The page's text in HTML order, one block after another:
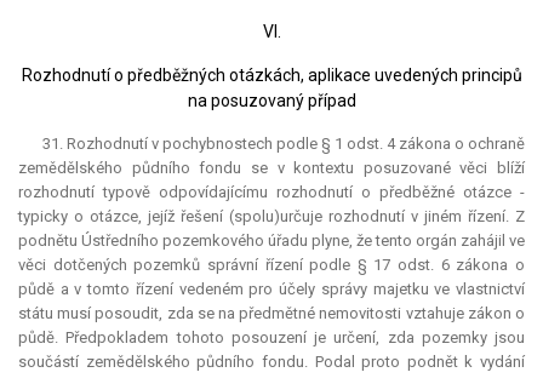
VI.
Rozhodnutí o předběžných otázkách, aplikace uvedených principů
na posuzovaný případ
31. Rozhodnutí v pochybnostech podle § 1 odst. 4 zákona o ochraně
zemědělského půdního fondu se v kontextu posuzované věci blíží
rozhodnutí typově odpovídajícímu rozhodnutí o předběžné otázce -
typicky o otázce, jejíž řešení (spolu)určuje rozhodnutí v jiném řízení. Z
podnětu Ústředního pozemkového úřadu plyne, že tento orgán zahájil ve
věci dotčených pozemků správní řízení podle § 17 odst. 6 zákona o
půdě a v tomto řízení vedeném pro účely správy majetku ve vlastnictví
státu musí posoudit, zda se na předmětné nemovitosti vztahuje zákon o
půdě. Předpokladem tohoto posouzení je určení, zda pozemky jsou
součástí zemědělského půdního fondu. Podal proto podnět k vydání